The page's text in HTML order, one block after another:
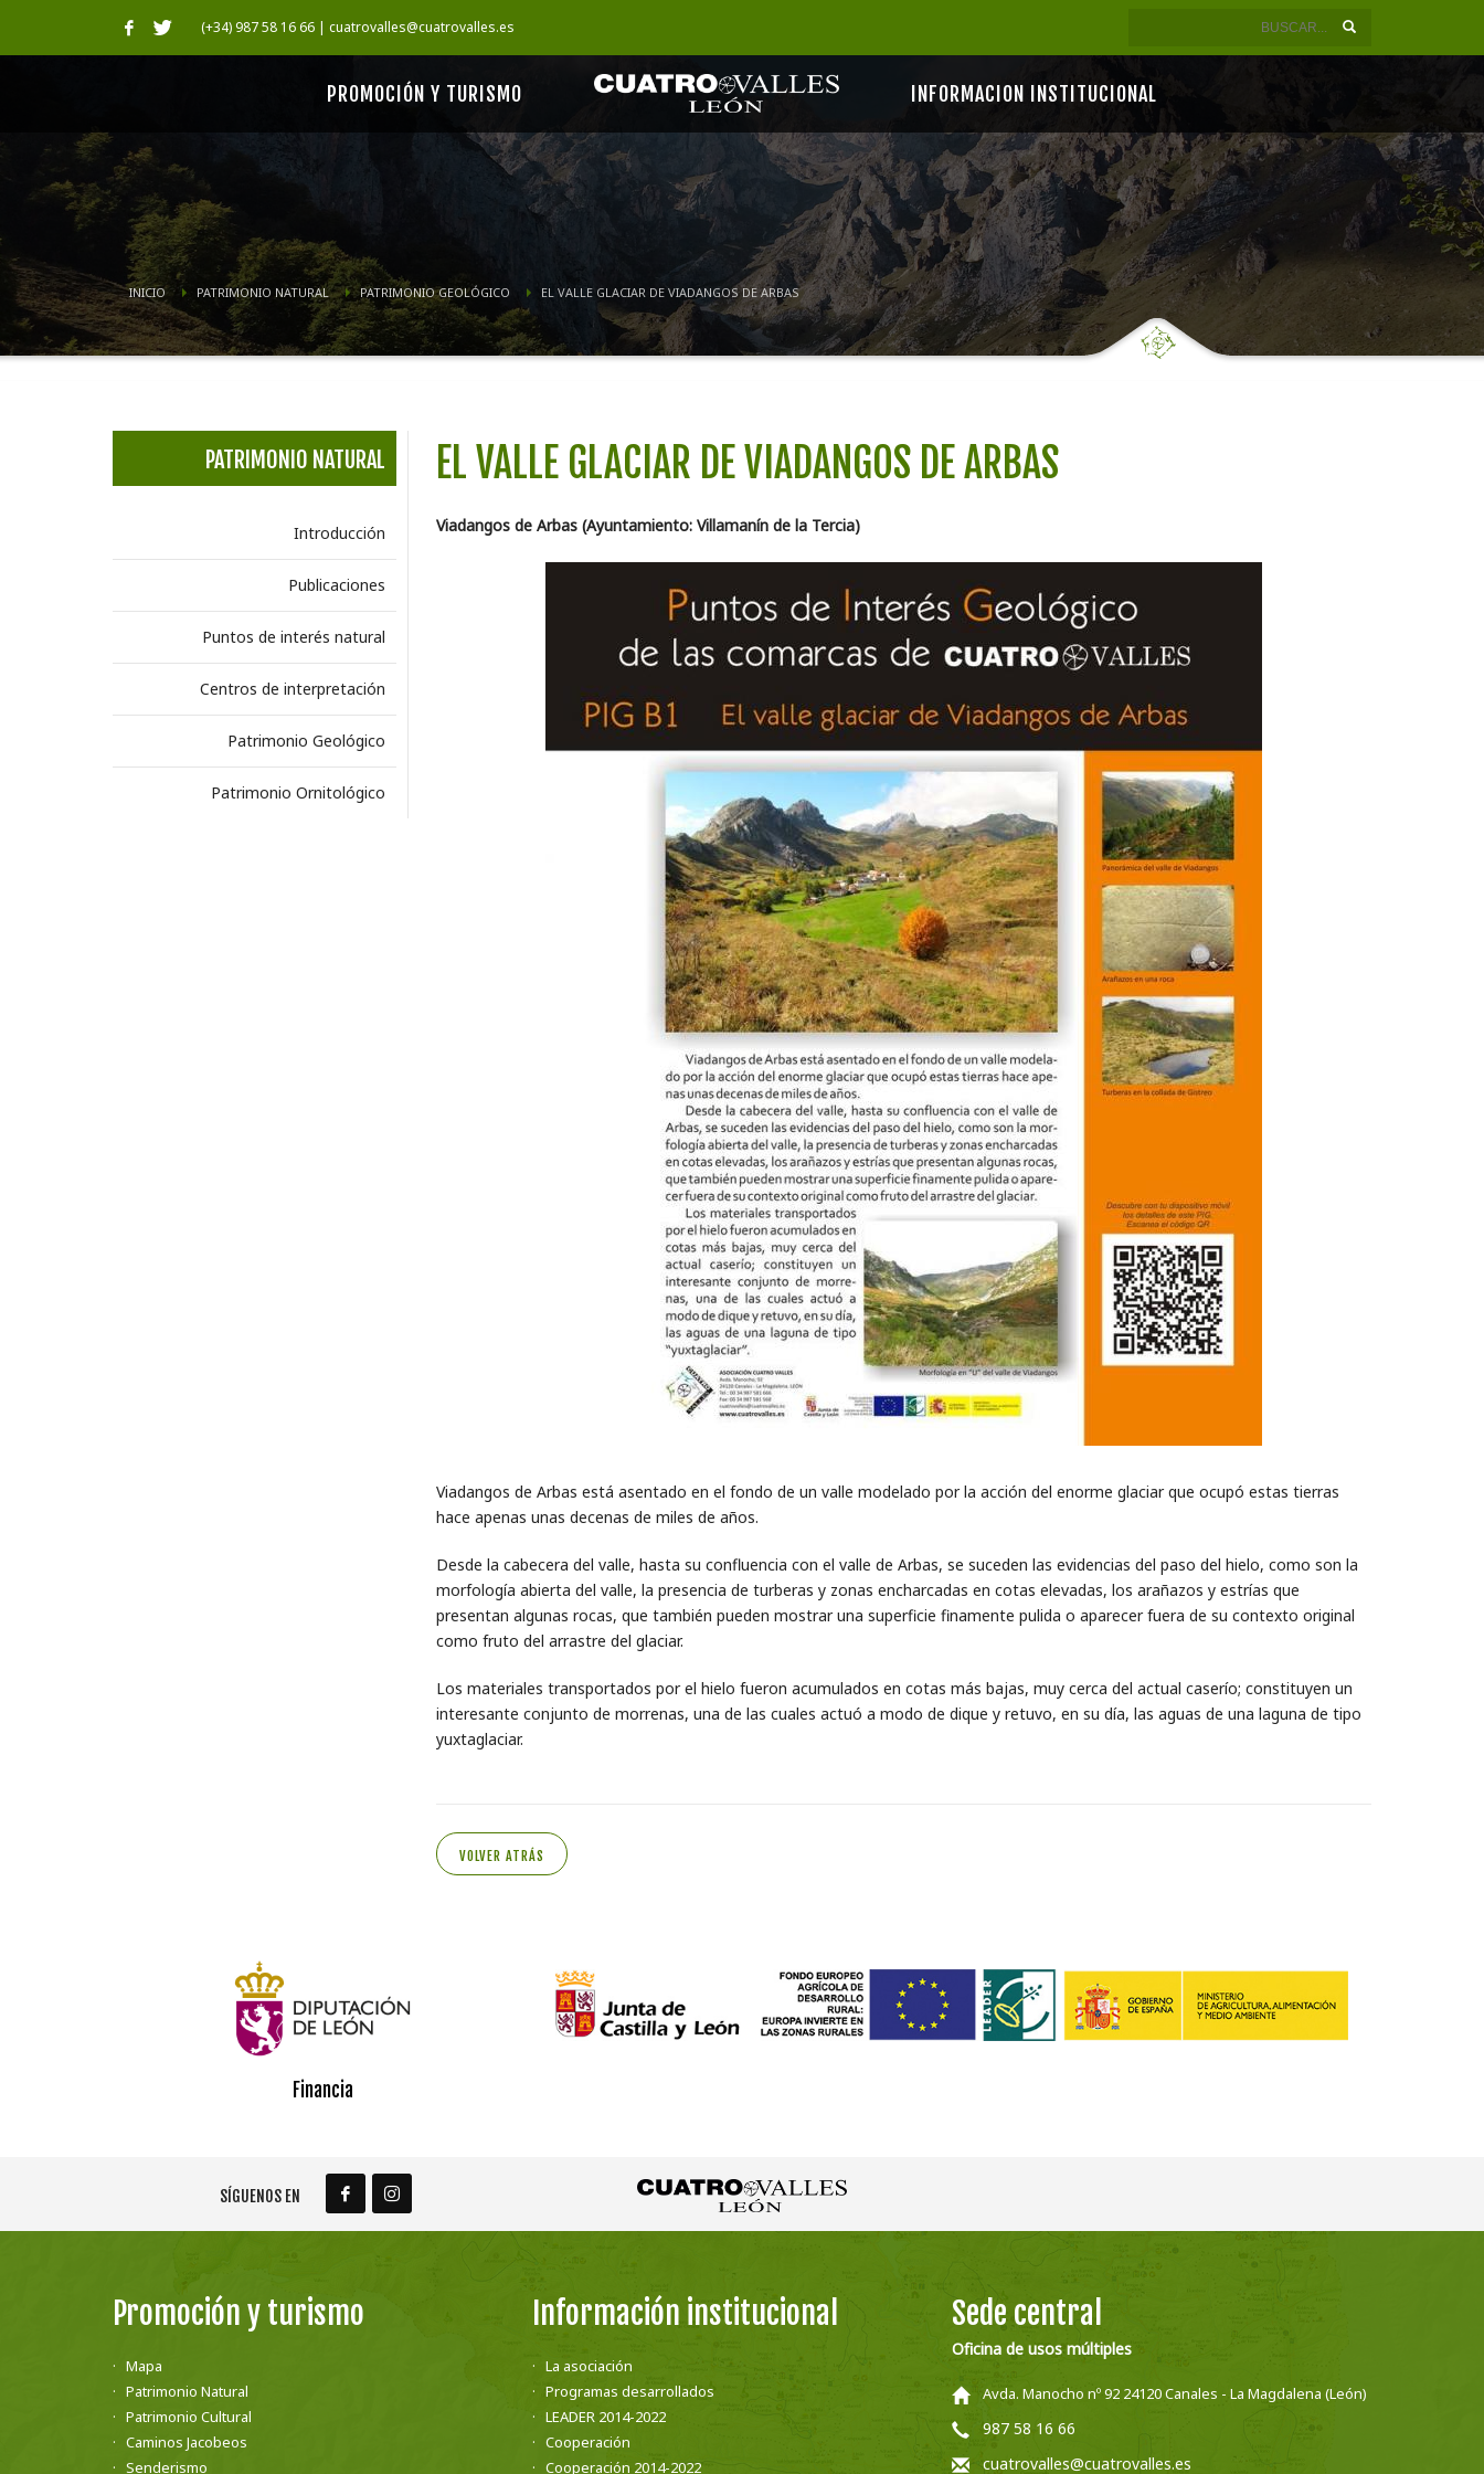
(+34) 987 58 16 66 | cuatrovalles@cuatrovalles.es
PROMOCIÓN Y TURISMO INFORMACION INSTITUCIONAL
INICIO PATRIMONIO NATURAL PATRIMONIO GEOLÓGICO EL VALLE GLACIAR DE VIADANGOS DE ARBAS
PATRIMONIO NATURAL
Introducción
Publicaciones
Puntos de interés natural
Centros de interpretación
Patrimonio Geológico
Patrimonio Ornitológico
EL VALLE GLACIAR DE VIADANGOS DE ARBAS
Viadangos de Arbas (Ayuntamiento: Villamanín de la Tercia)
Viadangos de Arbas está asentado en el fondo de un valle modelado por la acción del enorme glaciar que ocupó estas tierras
hace apenas unas decenas de miles de años.
Desde la cabecera del valle, hasta su confluencia con el valle de Arbas, se suceden las evidencias del paso del hielo, como son la
morfología abierta del valle, la presencia de turberas y zonas encharcadas en cotas elevadas, los arañazos y estrías que
presentan algunas rocas, que también pueden mostrar una superficie finamente pulida o aparecer fuera de su contexto original
como fruto del arrastre del glaciar.
Los materiales transportados por el hielo fueron acumulados en cotas más bajas, muy cerca del actual caserío; constituyen un
interesante conjunto de morrenas, una de las cuales actuó a modo de dique y retuvo, en su día, las aguas de una laguna de tipo
yuxtaglaciar.
VOLVER ATRÁS
Financia
SÍGUENOS EN
Promoción y turismo
Mapa
Patrimonio Natural
Patrimonio Cultural
Caminos Jacobeos
Senderismo
Información institucional
La asociación
Programas desarrollados
LEADER 2014-2022
Cooperación
Cooperación 2014-2022
Sede central
Oficina de usos múltiples
Avda. Manocho nº 92 24120 Canales - La Magdalena (León)
987 58 16 66
cuatrovalles@cuatrovalles.es